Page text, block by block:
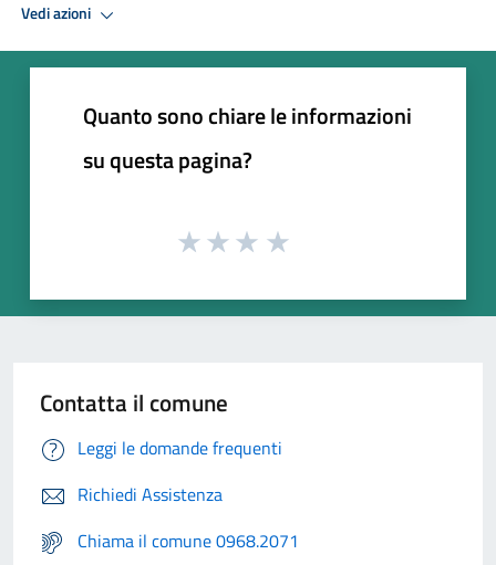
Vedi azioni
Quanto sono chiare le informazioni
su questa pagina?
Contatta il comune
Leggi le domande frequenti
Richiedi Assistenza
Chiama il comune 0968.2071